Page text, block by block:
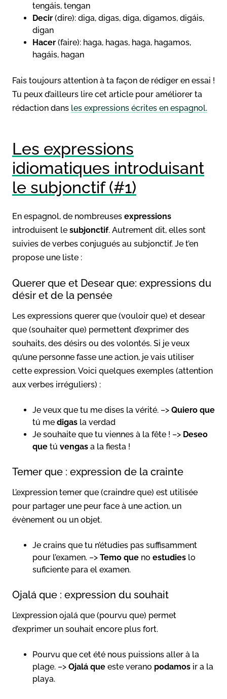
tengáis, tengan
Decir (dire): diga, digas, diga, digamos, digáis,
digan
Hacer (faire): haga, hagas, haga, hagamos,
hagáis, hagan
Fais toujours attention à ta façon de rédiger en essai !
Tu peux d’ailleurs lire cet article pour améliorer ta
rédaction dans les expressions écrites en espagnol.
Les expressions
idiomatiques introduisant
le subjonctif (#1)
En espagnol, de nombreuses expressions
introduisent le subjonctif. Autrement dit, elles sont
suivies de verbes conjugués au subjonctif. Je t’en
propose une liste :
Querer que et Desear que: expressions du
désir et de la pensée
Les expressions querer que (vouloir que) et desear
que (souhaiter que) permettent d’exprimer des
souhaits, des désirs ou des volontés. Si je veux
qu’une personne fasse une action, je vais utiliser
cette expression. Voici quelques exemples (attention
aux verbes irréguliers) :
Je veux que tu me dises la vérité. –> Quiero que
tú me digas la verdad
Je souhaite que tu viennes à la fête ! –> Deseo
que tú vengas a la fiesta !
Temer que : expression de la crainte
L’expression temer que (craindre que) est utilisée
pour partager une peur face à une action, un
évènement ou un objet.
Je crains que tu n’étudies pas suffisamment
pour l’examen. –> Temo que no estudies lo
suficiente para el examen.
Ojalá que : expression du souhait
L’expression ojalá que (pourvu que) permet
d’exprimer un souhait encore plus fort.
Pourvu que cet été nous puissions aller à la
plage. –> Ojalá que este verano podamos ir a la
playa.